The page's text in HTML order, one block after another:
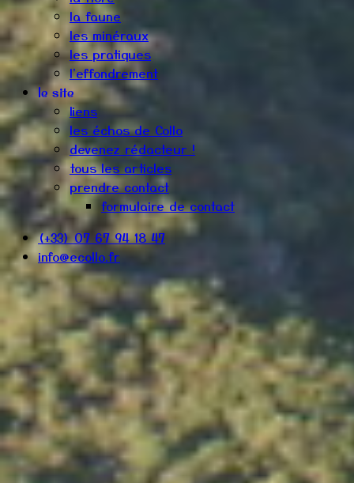
la faune
les minéraux
les pratiques
l'effondrement
le site
liens
les échos de Collo
devenez rédacteur !
tous les articles
prendre contact
formulaire de contact
(+33) 07 67 94 18 47
info@ecollo.fr